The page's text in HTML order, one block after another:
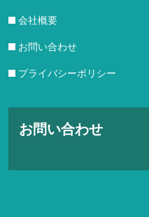
会社概要
お問い合わせ
プライバシーポリシー
お問い合わせ